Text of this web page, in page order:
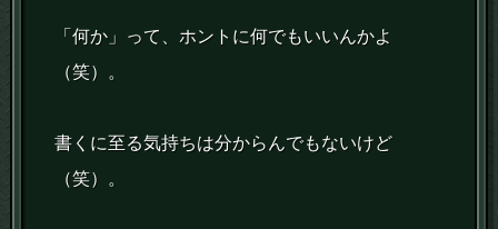
「何か」って、ホントに何でもいいんかよ
（笑）。
書くに至る気持ちは分からんでもないけど
（笑）。